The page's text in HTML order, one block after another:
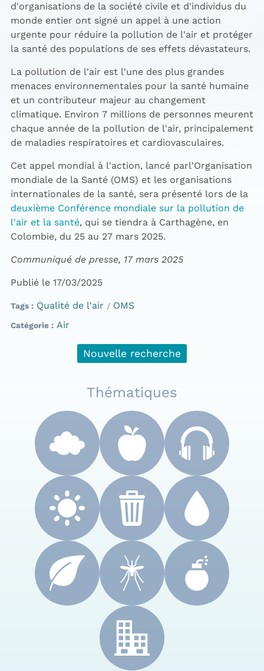
d'organisations de la société civile et d'individus du
monde entier ont signé un appel à une action
urgente pour réduire la pollution de l'air et protéger
la santé des populations de ses effets dévastateurs.
La pollution de l'air est l'une des plus grandes
menaces environnementales pour la santé humaine
et un contributeur majeur au changement
climatique. Environ 7 millions de personnes meurent
chaque année de la pollution de l'air, principalement
de maladies respiratoires et cardiovasculaires.
Cet appel mondial à l'action, lancé parl'Organisation
mondiale de la Santé (OMS) et les organisations
internationales de la santé, sera présenté lors de la
deuxième Conférence mondiale sur la pollution de
l'air et la santé, qui se tiendra à Carthagène, en
Colombie, du 25 au 27 mars 2025.
Communiqué de presse, 17 mars 2025
Publié le 17/03/2025
Tags Qualité de l'air OMS
Catégorie Air
Nouvelle recherche
Thématiques